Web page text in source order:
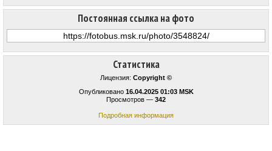
Статистика
Лицензия: Copyright ©
Опубликовано 16.04.2025 01:03 MSK
Просмотров — 342
Подробная информация
Постоянная ссылка на фото